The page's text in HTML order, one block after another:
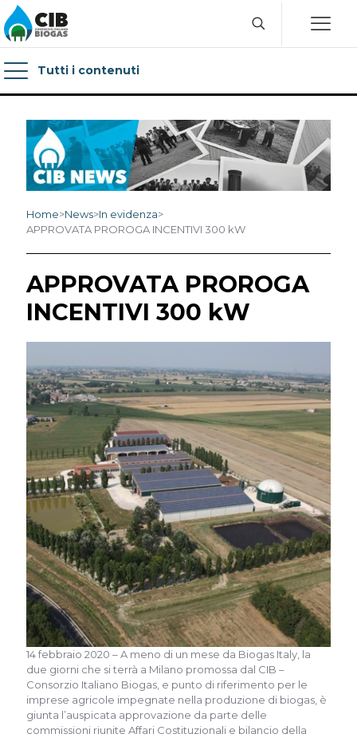
Tutti i contenuti
Home>News>In evidenza>
APPROVATA PROROGA INCENTIVI 300 kW
APPROVATA PROROGA
INCENTIVI 300 kW
14 febbraio 2020 – A meno di un mese da Biogas Italy, la
due giorni che si terrà a Milano promossa dal CIB –
Consorzio Italiano Biogas, e punto di riferimento per le
imprese agricole impegnate nella produzione di biogas, è
giunta l’auspicata approvazione da parte delle
commissioni riunite Affari Costituzionali e bilancio della